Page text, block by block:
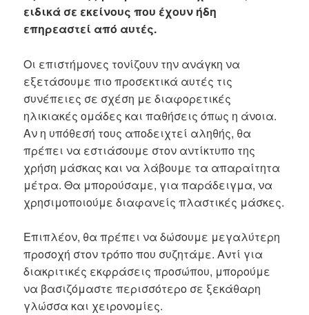
ειδικά σε εκείνους που έχουν ήδη
επηρεαστεί από αυτές.
Οι επιστήμονες τονίζουν την ανάγκη να
εξετάσουμε πιο προσεκτικά αυτές τις
συνέπειες σε σχέση με διαφορετικές
ηλικιακές ομάδες και παθήσεις όπως η άνοια.
Αν η υπόθεσή τους αποδειχτεί αληθής, θα
πρέπει να εστιάσουμε στον αντίκτυπο της
χρήση μάσκας και να λάβουμε τα απαραίτητα
μέτρα. Θα μπορούσαμε, για παράδειγμα, να
χρησιμοποιούμε διαφανείς πλαστικές μάσκες.
Επιπλέον, θα πρέπει να δώσουμε μεγαλύτερη
προσοχή στον τρόπο που συζητάμε. Αντί για
διακριτικές εκφράσεις προσώπου, μπορούμε
να βασιζόμαστε περισσότερο σε ξεκάθαρη
γλώσσα και χειρονομίες.